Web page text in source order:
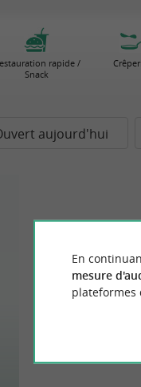
rapide /
Snack
aujourd'hui
En
mesure
plateformes